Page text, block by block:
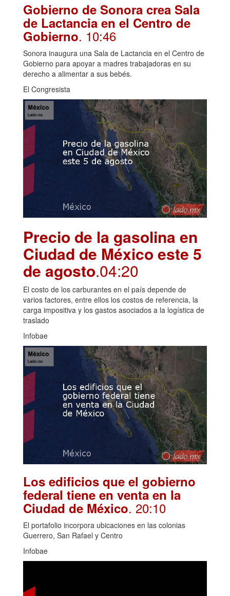
Gobierno de Sonora crea Sala
de Lactancia en el Centro de
Gobierno. 10:46
Sonora inaugura una Sala de Lactancia en el Centro de
Gobierno para apoyar a madres trabajadoras en su
derecho a alimentar a sus bebés.
El Congresista
Precio de la gasolina en
Ciudad de México este 5
de agosto.04:20
El costo de los carburantes en el país depende de
varios factores, entre ellos los costos de referencia, la
carga impositiva y los gastos asociados a la logística de
traslado
Infobae
Los edificios que el gobierno
federal tiene en venta en la
Ciudad de México. 20:10
El portafolio incorpora ubicaciones en las colonias
Guerrero, San Rafael y Centro
Infobae